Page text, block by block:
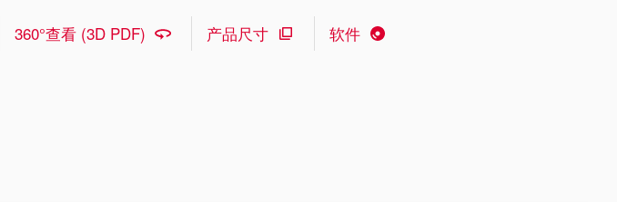
360°查看 (3D PDF) 产品尺寸 软件